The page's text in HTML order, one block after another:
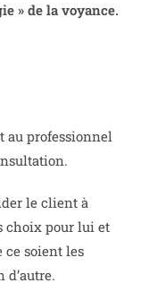
» de la voyance.
au professionnel
le client à
choix pour lui et
ce soient les
d’autre.